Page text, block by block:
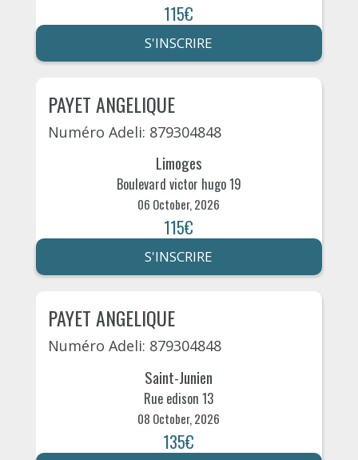
115€
S'INSCRIRE
PAYET ANGELIQUE
Numéro Adeli: 879304848
Limoges
Boulevard victor hugo 19
06 October, 2026
115€
S'INSCRIRE
PAYET ANGELIQUE
Numéro Adeli: 879304848
Saint-Junien
Rue edison 13
08 October, 2026
135€